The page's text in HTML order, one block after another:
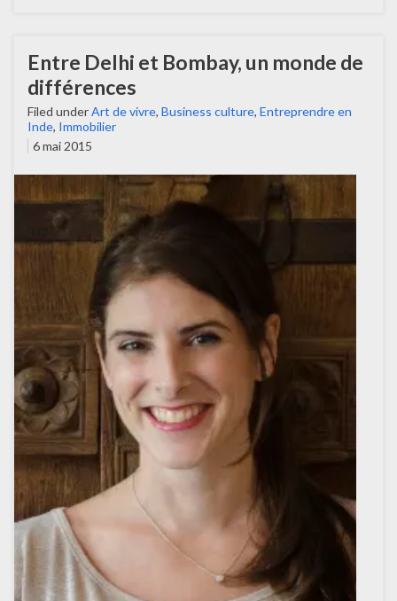
Entre Delhi et Bombay, un monde de
différences
Filed underArt de vivre, Business culture, Entreprendre en
Inde, Immobilier
6 mai 2015